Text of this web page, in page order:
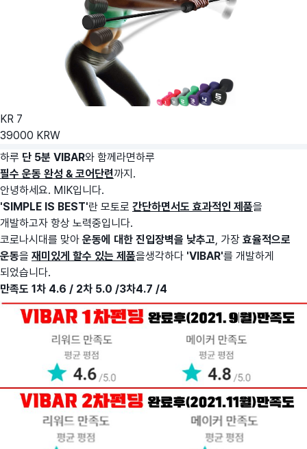
KR 7
39000 KRW
하루 단 5분 VIBAR와 함께라면하루
필수 운동 완성 & 코어단련까지.
안녕하세요. MIK입니다.
'SIMPLE IS BEST'란 모토로 간단하면서도 효과적인 제품을
개발하고자 항상 노력중입니다.
코로나시대를 맞아 운동에 대한 진입장벽을 낮추고, 가장 효율적으로
운동을 재미있게 할수 있는 제품을생각하다 'VIBAR'를 개발하게
되었습니다.
만족도 1차 4.6 / 2차 5.0 /3차4.7 /4